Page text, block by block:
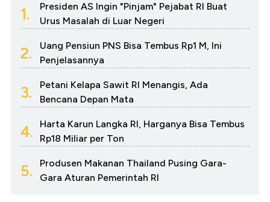
1.
Presiden AS Ingin "Pinjam" Pejabat RI Buat
Urus Masalah di Luar Negeri
2.
Uang Pensiun PNS Bisa Tembus Rp1 M, Ini
Penjelasannya
3.
Petani Kelapa Sawit RI Menangis, Ada
Bencana Depan Mata
4.
Harta Karun Langka RI, Harganya Bisa Tembus
Rp18 Miliar per Ton
5.
Produsen Makanan Thailand Pusing Gara-
Gara Aturan Pemerintah RI